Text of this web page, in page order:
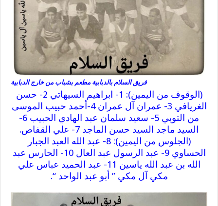
فريق السلام بالدبابية مطعم بشباب من خارج الدبابية
(الوقوف من اليمين): 1- ابراهيم السيهاتي 2- حسن
الغريافي 3- عمران آل عمران 4-أحمد حبيب الموسى
من التوبي 5- سعيد سلمان عبد الهادي الحبيب 6-
السيد ماجد السيد حسن الماجد 7- علي القفاص.
(الجلوس من اليمين): 8- عبد الله العبد الجبار
الحساوي 9- عبد الرسول عبد العال 10- الحارس عبد
الله بن عبد الله ياسين 11- عبد الحميد عباس علي
مكي آل مكي ” أبو عبد الواحد “.